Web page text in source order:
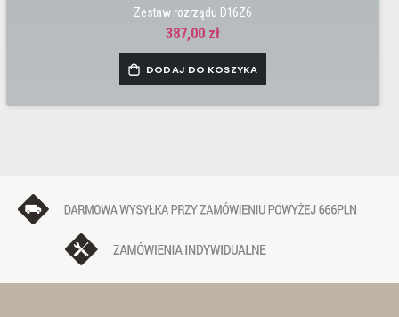
Zestaw rozrządu D16Z6
387,00 zł
DODAJ DO KOSZYKA